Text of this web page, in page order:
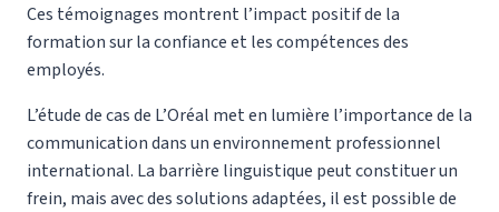
Ces témoignages montrent l’impact positif de la
formation sur la confiance et les compétences des
employés.
L’étude de cas de L’Oréal met en lumière l’importance de la
communication dans un environnement professionnel
international. La barrière linguistique peut constituer un
frein, mais avec des solutions adaptées, il est possible de